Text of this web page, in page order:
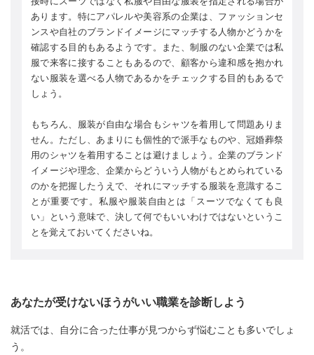
あります。特にアパレルや美容系の企業は、ファッションセ
ンスや自社のブランドイメージにマッチする人物かどうかを
確認する目的もあるようです。また、制服のない企業では私
服で来客に接することもあるので、顧客から違和感を抱かれ
ない服装を選べる人物であるかをチェックする目的もあるで
しょう。
もちろん、服装が自由な場合もシャツを着用して問題ありま
せん。ただし、あまりにも個性的で派手なものや、冠婚葬祭
用のシャツを着用することは避けましょう。企業のブランド
イメージや理念、企業からどういう人物がもとめられている
のかを把握したうえで、それにマッチする服装を意識するこ
とが重要です。私服や服装自由とは「スーツでなくても良
い」という意味で、決して何でもいいわけではないというこ
とを覚えておいてくださいね。
あなたが受けないほうがいい職業を診断しよう
就活では、自分に合った仕事が見つからず悩むことも多いでしょ
う。